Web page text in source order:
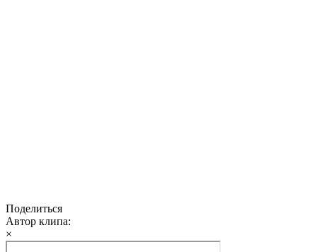
Поделиться
Автор клипа:
×